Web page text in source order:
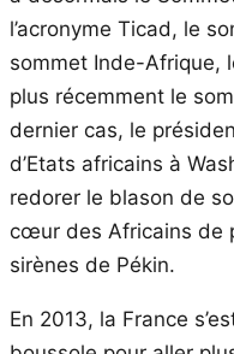
l’acronyme Ticad, le
sommet Inde-Afrique,
plus récemment le
dernier cas, le
d’Etats africains à
redorer le blason de
cœur des Africains de
sirènes de Pékin.
En 2013, la France